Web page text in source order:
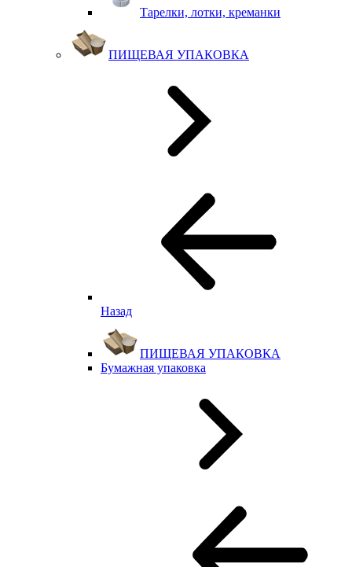
Тарелки, лотки, креманки
ПИЩЕВАЯ УПАКОВКА
Назад
ПИЩЕВАЯ УПАКОВКА
Бумажная упаковка